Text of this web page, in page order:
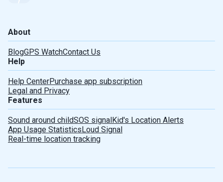
About
BlogGPS WatchContact Us
Help
Help CenterPurchase app subscription
Legal and Privacy
Features
Sound around childSOS signalKid's Location Alerts
App Usage StatisticsLoud Signal
Real-time location tracking